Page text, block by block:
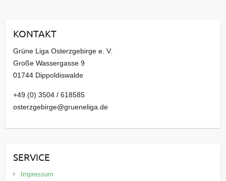
v
KONTAKT
Grüne Liga Osterzgebirge e. V.
Große Wassergasse 9
01744 Dippoldiswalde
+49 (0) 3504 / 618585
osterzgebirge@grueneliga.de
SERVICE
Impressum